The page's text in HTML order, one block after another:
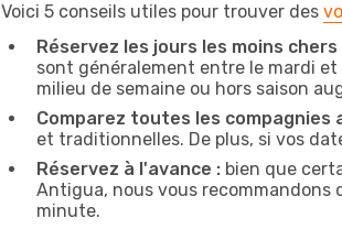
Voici 5 conseils utiles pour trouver des
Réservez les jours les moins chers
sont généralement entre le mardi
milieu de semaine ou hors saison
Comparez toutes les compagnies
et traditionnelles. De plus, si vos
Réservez à l'avance : bien que
Antigua, nous vous recommandons
minute.